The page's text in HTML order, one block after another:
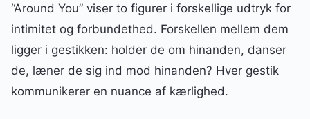
“Around You” viser to figurer i forskellige udtryk for
intimitet og forbundethed. Forskellen mellem dem
ligger i gestikken: holder de om hinanden, danser
de, læner de sig ind mod hinanden? Hver gestik
kommunikerer en nuance af kærlighed.